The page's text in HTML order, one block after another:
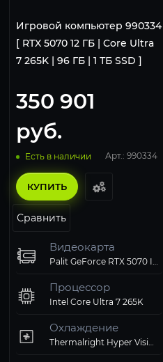
Игровой компьютер 990334
[ RTX 5070 12 ГБ | Core Ultra
7 265K | 96 ГБ | 1 ТБ SSD ]
350 901
руб.
Есть в наличии Арт.: 990334
КУПИТЬ
Сравнить
Видеокарта
Palit GeForce RTX 5070 Infinity 3 OC
Процессор
Intel Core Ultra 7 265K
Охлаждение
Thermalright Hyper Vision 360 UB ARGB Black